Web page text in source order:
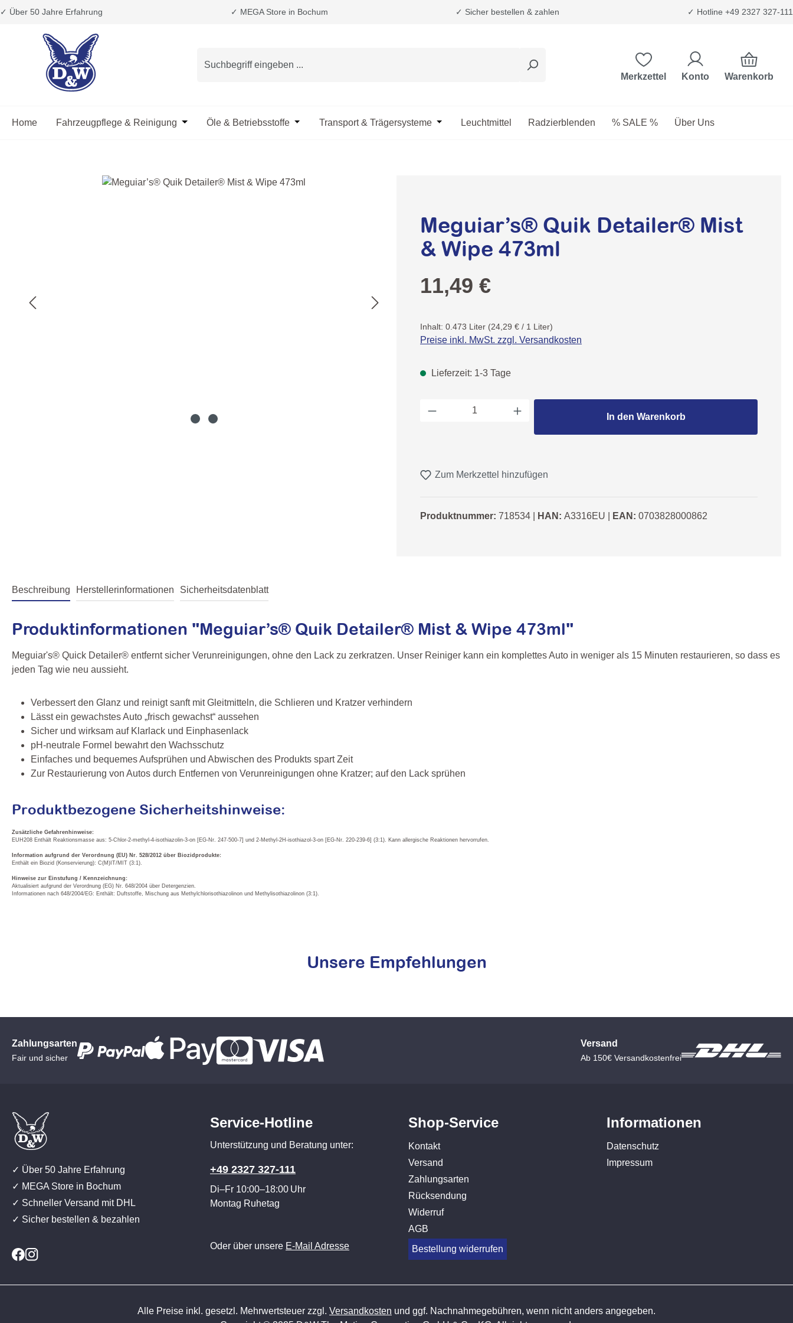
Hauptinhalt springen
Zur Suche springen
Zur Hauptnavigation springen
✓ Über 50 Jahre Erfahrung ✓ MEGA Store in Bochum ✓ Sicher bestellen & zahlen ✓ Hotline +49 2327 327-111
Merkzettel Konto Warenkorb
Home Fahrzeugpflege & Reinigung Öffne oder Schließe das Dropdown der Kategorie Fahrzeugpflege & Reinigung
Öle & Betriebsstoffe Öffne oder Schließe das Dropdown der Kategorie Öle & Betriebsstoffe
Transport & Trägersysteme Öffne oder Schließe das Dropdown der Kategorie Transport & Trägersysteme
Leuchtmittel Radzierblenden % SALE % Über Uns
Bildergalerie überspringen
Meguiar’s® Quik Detailer® Mist
& Wipe 473ml
Regulärer Preis:
11,49 €
Inhalt: 0.473 Liter (24,29 € / 1 Liter)
Preise inkl. MwSt. zzgl. Versandkosten
Lieferzeit: 1-3 Tage
Produkt Anzahl: Gib den gewünschten Wert ein oder
In den Warenkorb
Zum Merkzettel hinzufügen
Produktnummer: 718534 HAN: A3316EU EAN: 0703828000862
Beschreibung Herstellerinformationen Sicherheitsdatenblatt
Produktinformationen "Meguiar’s® Quik Detailer® Mist & Wipe 473ml"
Meguiar's® Quick Detailer® entfernt sicher Verunreinigungen, ohne den Lack zu zerkratzen. Unser Reiniger kann ein komplettes Auto in weniger als 15 Minuten restaurieren, so dass es
jeden Tag wie neu aussieht.
Verbessert den Glanz und reinigt sanft mit Gleitmitteln, die Schlieren und Kratzer verhindern
Lässt ein gewachstes Auto „frisch gewachst“ aussehen
Sicher und wirksam auf Klarlack und Einphasenlack
pH-neutrale Formel bewahrt den Wachsschutz
Einfaches und bequemes Aufsprühen und Abwischen des Produkts spart Zeit
Zur Restaurierung von Autos durch Entfernen von Verunreinigungen ohne Kratzer; auf den Lack sprühen
Produktbezogene Sicherheitshinweise:
Zusätzliche Gefahrenhinweise:
EUH208 Enthält Reaktionsmasse aus: 5-Chlor-2-methyl-4-isothiazolin-3-on [EG-Nr. 247-500-7] und 2-Methyl-2H-isothiazol-3-on [EG-Nr. 220-239-6] (3:1). Kann allergische Reaktionen hervorrufen.
Information aufgrund der Verordnung (EU) Nr. 528/2012 über Biozidprodukte:
Enthält ein Biozid (Konservierung): C(M)IT/MIT (3:1).
Hinweise zur Einstufung / Kennzeichnung:
Aktualisiert aufgrund der Verordnung (EG) Nr. 648/2004 über Detergenzien.
Informationen nach 648/2004/EG: Enthält: Duftstoffe, Mischung aus Methylchlorisothiazolinon und Methylisothiazolinon (3:1).
Unsere Empfehlungen
Zahlungsarten
Fair und sicher
Versand
Ab 150€ Versandkostenfrei
✓ Über 50 Jahre Erfahrung
✓ MEGA Store in Bochum
✓ Schneller Versand mit DHL
✓ Sicher bestellen & bezahlen
Service-Hotline
Unterstützung und Beratung unter:
+49 2327 327-111
Di–Fr 10:00–18:00 Uhr
Montag Ruhetag
Oder über unsere E-Mail Adresse
Shop-Service
Kontakt
Versand
Zahlungsarten
Rücksendung
Widerruf
AGB
Bestellung widerrufen
Informationen
Datenschutz
Impressum
Alle Preise inkl. gesetzl. Mehrwertsteuer zzgl. Versandkosten und ggf. Nachnahmegebühren, wenn nicht anders angegeben.